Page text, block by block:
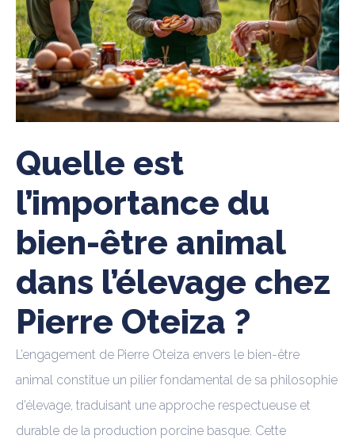
Quelle est
l’importance du
bien-être animal
dans l’élevage chez
Pierre Oteiza ?
L’engagement de Pierre Oteiza envers le bien-être
animal constitue un pilier fondamental de sa philosophie
d’élevage, traduisant une approche respectueuse et
durable de la production porcine basque. Cette